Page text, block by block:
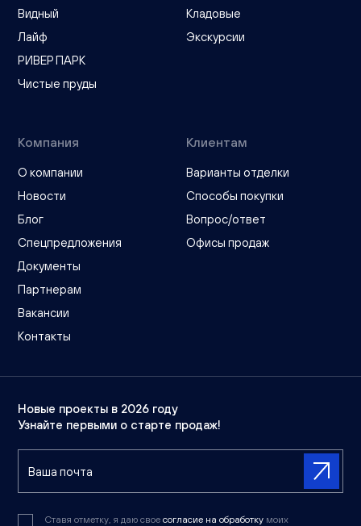
Видный
Лайф
РИВЕР ПАРК
Чистые пруды
Кладовые
Экскурсии
Компания
О компании
Новости
Блог
Спецпредложения
Документы
Партнерам
Вакансии
Контакты
Клиентам
Варианты отделки
Способы покупки
Вопрос/ответ
Офисы продаж
Новые проекты в 2026 году
Узнайте первыми о старте продаж!
Ставя отметку, я даю свое согласие на обработку моих